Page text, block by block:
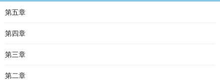
第五章
第四章
第三章
第二章